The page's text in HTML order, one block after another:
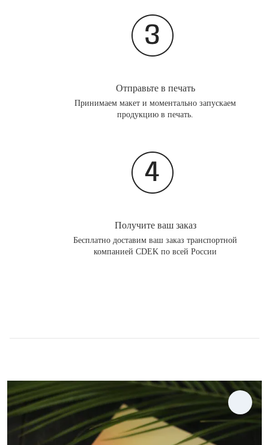
Отправьте в печать
Принимаем макет и моментально запускаем
продукцию в печать.
Получите ваш заказ
Бесплатно доставим ваш заказ транспортной
компанией CDEK по всей России